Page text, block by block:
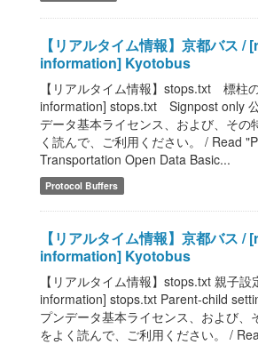
【リアルタイム情報】京都バス /
information] Kyotobus
【リアルタイム情報】stops.txt 標柱
information] stops.txt Signpost only
データ基本ライセンス、および、その
く読んで、ご利用ください。 / Read
Transportation Open Data Basic...
Protocol Buffers
【リアルタイム情報】京都バス /
information] Kyotobus
【リアルタイム情報】stops.txt 親子
information] stops.txt Parent-child
プンデータ基本ライセンス、および、
をよく読んで、ご利用ください。 /